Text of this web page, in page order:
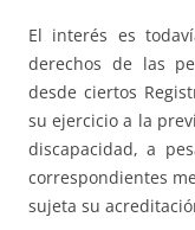
El interés es
derechos de las
desde ciertos
su ejercicio a la
discapacidad, a
correspondientes
sujeta su